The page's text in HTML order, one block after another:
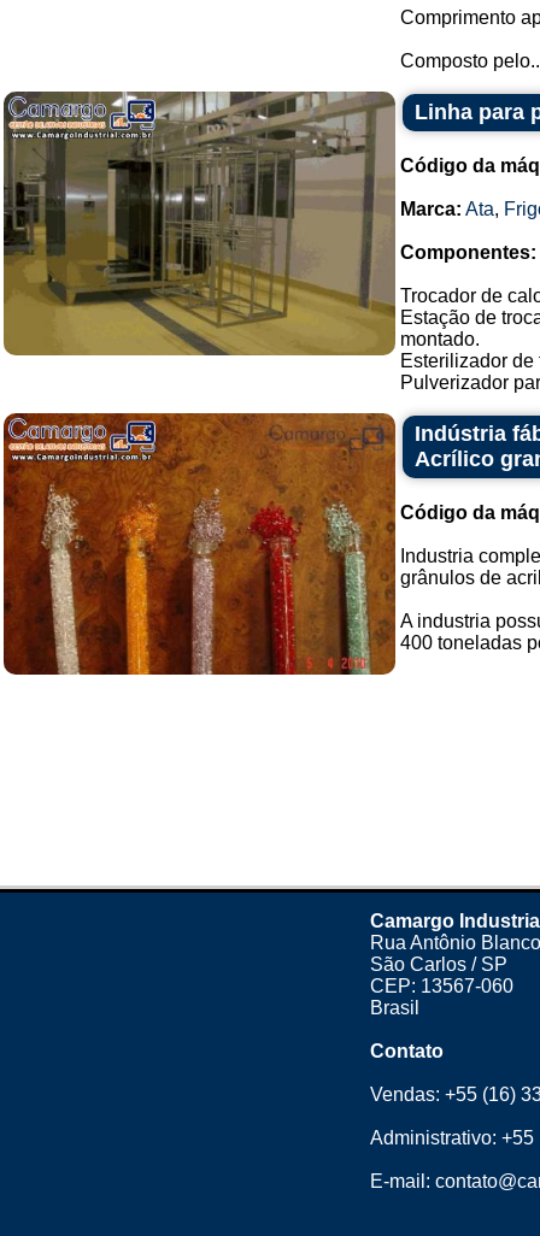
Comprimento
Composto
Linha para
Código da
Marca: Ata,
Componentes:
Trocador de
Estação de
montado.
Esterilizador
Pulverizador
Indústria
Acrílico
Código da
Industria
grânulos de
A industria
400 toneladas
Camargo
Rua Antônio
São Carlos / SP
CEP: 13567-060
Brasil
Contato
Vendas:+55 (16)
Administrativo:+55
E-mail: